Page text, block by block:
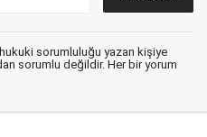
hukuki sorumluluğu yazan kişiye
sorumlu değildir. Her bir yorum